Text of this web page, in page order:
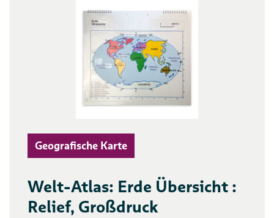
Geografische Karte
Welt-Atlas: Erde Übersicht :
Relief, Großdruck